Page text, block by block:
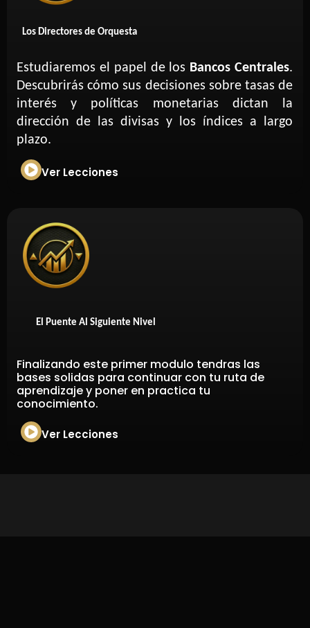
Los Directores de Orquesta
Estudiaremos el papel de los Bancos Centrales.
Descubrirás cómo sus decisiones sobre tasas de
interés y políticas monetarias dictan la
dirección de las divisas y los índices a largo
plazo.
Ver Lecciones
El Puente Al Siguiente Nivel
Finalizando este primer modulo tendras las
bases solidas para continuar con tu ruta de
aprendizaje y poner en practica tu
conocimiento.
Ver Lecciones